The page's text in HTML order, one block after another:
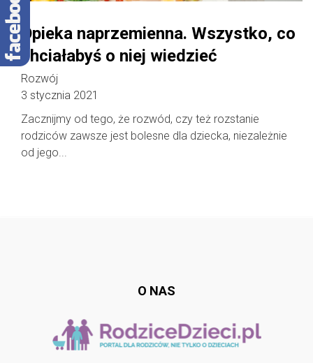
Opieka naprzemienna. Wszystko, co
chciałabyś o niej wiedzieć
Rozwój
3 stycznia 2021
Zacznijmy od tego, że rozwód, czy też rozstanie
rodziców zawsze jest bolesne dla dziecka, niezależnie
od jego...
O NAS